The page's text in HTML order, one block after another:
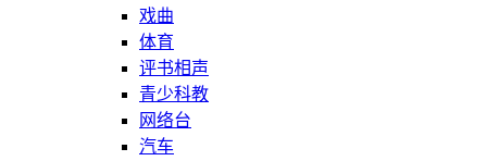
戏曲
体育
评书相声
青少科教
网络台
汽车